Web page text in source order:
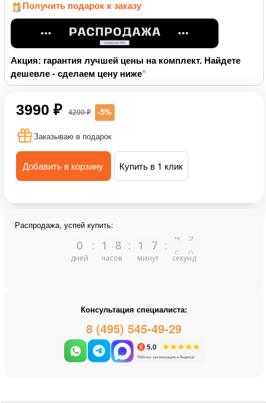
Получить подарок к заказу
Акция: гарантия лучшей цены на комплект. Найдете
дешевле - сделаем цену ниже
3990 ₽ 4200 ₽ -5%
Заказываю в подарок
Добавить в корзину Купить в 1 клик
Распродажа, успей купить:
0
дней
: 1 8
часов
: 1 7
минут
:
5
4
0
9
секунд
Консультация специалиста:
8 (495) 545-49-29